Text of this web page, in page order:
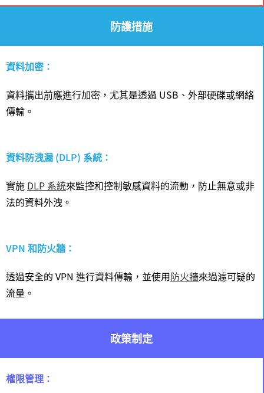
防護措施
資料加密：
資料攜出前應進行加密，尤其是透過 USB、外部硬碟或網絡
傳輸。
資料防洩漏 (DLP) 系統：
實施 DLP 系統來監控和控制敏感資料的流動，防止無意或非
法的資料外洩。
VPN 和防火牆：
透過安全的 VPN 進行資料傳輸，並使用防火牆來過濾可疑的
流量。
政策制定
權限管理：